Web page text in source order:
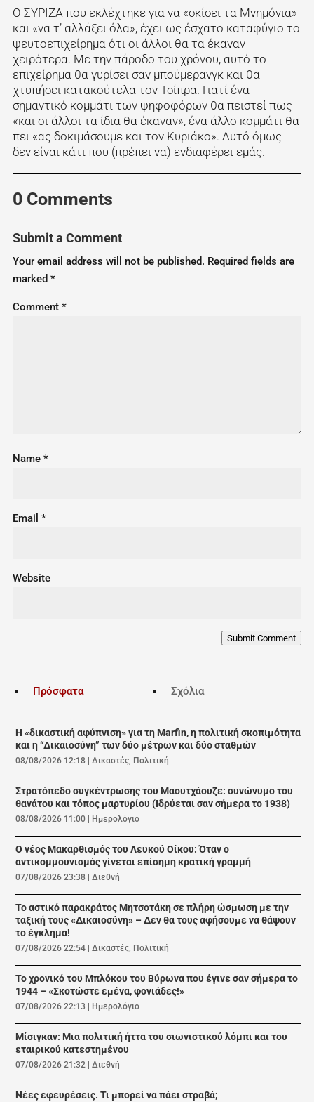
Ο ΣΥΡΙΖΑ που εκλέχτηκε για να «σκίσει τα Μνημόνια»
και «να τ’ αλλάξει όλα», έχει ως έσχατο καταφύγιο το
ψευτοεπιχείρημα ότι οι άλλοι θα τα έκαναν
χειρότερα. Με την πάροδο του χρόνου, αυτό το
επιχείρημα θα γυρίσει σαν μπούμερανγκ και θα
χτυπήσει κατακούτελα τον Τσίπρα. Γιατί ένα
σημαντικό κομμάτι των ψηφοφόρων θα πειστεί πως
«και οι άλλοι τα ίδια θα έκαναν», ένα άλλο κομμάτι θα
πει «ας δοκιμάσουμε και τον Κυριάκο». Αυτό όμως
δεν είναι κάτι που (πρέπει να) ενδιαφέρει εμάς.
0 Comments
Submit a Comment
Your email address will not be published. Required fields are
marked *
Comment *
Name *
Email *
Website
Submit Comment
Πρόσφατα Σχόλια
Η «δικαστική αφύπνιση» για τη Marfin, η πολιτική σκοπιμότητα
και η “Δικαιοσύνη” των δύο μέτρων και δύο σταθμών
08/08/2026 12:18 |Δικαστές, Πολιτική
Στρατόπεδο συγκέντρωσης του Μαουτχάουζε: συνώνυμο του
θανάτου και τόπος μαρτυρίου (Ιδρύεται σαν σήμερα το 1938)
08/08/2026 11:00 Ημερολόγιο
Ο νέος Μακαρθισμός του Λευκού Οίκου: Όταν ο
αντικομμουνισμός γίνεται επίσημη κρατική γραμμή
07/08/2026 23:38 |Διεθνή
Το αστικό παρακράτος Μητσοτάκη σε πλήρη ώσμωση με την
ταξική τους «Δικαιοσύνη» – Δεν θα τους αφήσουμε να θάψουν
το έγκλημα!
07/08/2026 22:54 |Δικαστές, Πολιτική
Το χρονικό του Μπλόκου του Βύρωνα που έγινε σαν σήμερα το
1944 – «Σκοτώστε εμένα, φονιάδες!»
07/08/2026 22:13 Ημερολόγιο
Μίσιγκαν: Μια πολιτική ήττα του σιωνιστικού λόμπι και του
εταιρικού κατεστημένου
07/08/2026 21:32 |Διεθνή
Νέες εφευρέσεις. Τι μπορεί να πάει στραβά;